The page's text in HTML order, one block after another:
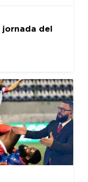
jornada del